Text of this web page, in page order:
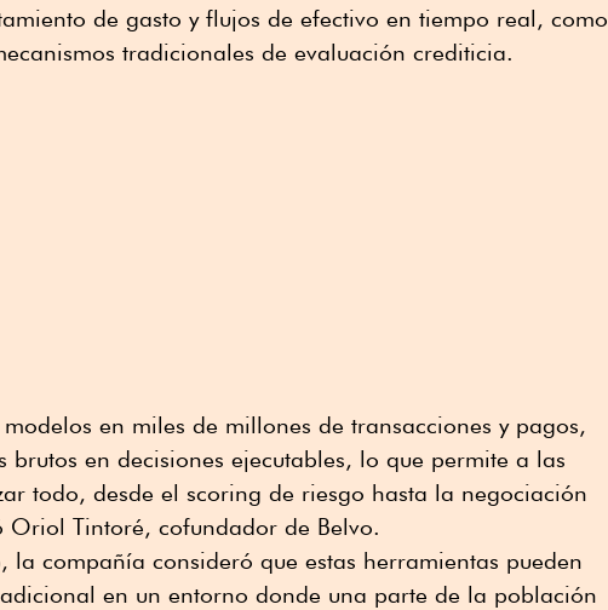
de gasto y flujos de efectivo en tiempo real, como
tradicionales de evaluación crediticia.
modelos en miles de millones de transacciones y pagos,
brutos en decisiones ejecutables, lo que permite a las
todo, desde el scoring de riesgo hasta la negociación
Oriol Tintoré, cofundador de Belvo.
la compañía consideró que estas herramientas pueden
en un entorno donde una parte de la población